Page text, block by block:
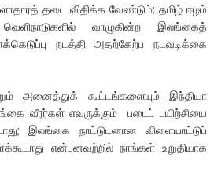
தடை விதிக்க வேண்டும்; தமிழ் ஈழம்
வாழுகின்ற இலங்கைத்
நடத்தி அதற்கேற்ப நடவடிக்கை
அனைத்துக் கூட்டங்களையும் இந்தியா
வீரர்கள் எவருக்கும் படைப் பயிற்சியை
இலங்கை நாட்டுடனான விளையாட்டுப்
என்பனவற்றில் நாங்கள் உறுதியாக